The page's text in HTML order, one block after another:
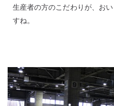
生産者の方のこだわりが、お
すね。